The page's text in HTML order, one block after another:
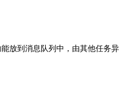
放到消息队列中，由其他任务异